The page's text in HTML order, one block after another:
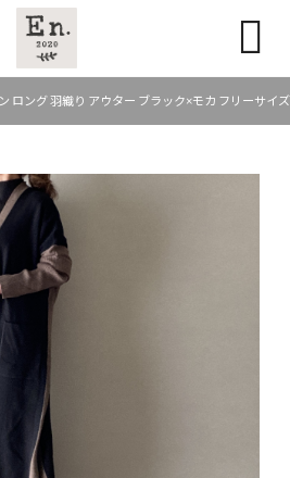

ロング 羽織り アウター ブラック×モカ フリーサイ